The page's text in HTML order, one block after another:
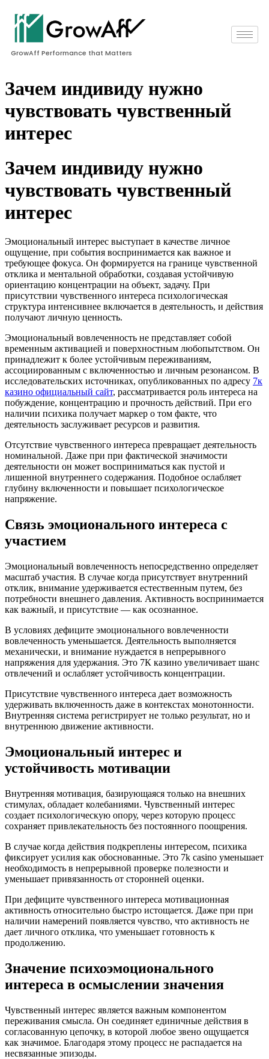
GrowAff Performance that Matters
Зачем индивиду нужно
чувствовать чувственный
интерес
Зачем индивиду нужно
чувствовать чувственный
интерес
Эмоциональный интерес выступает в качестве личное
ощущение, при события воспринимается как важное и
требующее фокуса. Он формируется на границе чувственной
отклика и ментальной обработки, создавая устойчивую
ориентацию концентрации на объект, задачу. При
присутствии чувственного интереса психологическая
структура интенсивнее включается в деятельность, и действия
получают личную ценность.
Эмоциональный вовлеченность не представляет собой
временным активацией и поверхностным любопытством. Он
принадлежит к более устойчивым переживаниям,
ассоциированным с включенностью и личным резонансом. В
исследовательских источниках, опубликованных по адресу 7к
казино официальный сайт, рассматривается роль интереса на
побуждение, концентрацию и прочность действий. При его
наличии психика получает маркер о том факте, что
деятельность заслуживает ресурсов и развития.
Отсутствие чувственного интереса превращает деятельность
номинальной. Даже при при фактической значимости
деятельности он может восприниматься как пустой и
лишенной внутреннего содержания. Подобное ослабляет
глубину включенности и повышает психологическое
напряжение.
Связь эмоционального интереса с
участием
Эмоциональный вовлеченность непосредственно определяет
масштаб участия. В случае когда присутствует внутренний
отклик, внимание удерживается естественным путем, без
потребности внешнего давления. Активность воспринимается
как важный, и присутствие — как осознанное.
В условиях дефиците эмоционального вовлеченности
вовлеченность уменьшается. Деятельность выполняется
механически, и внимание нуждается в непрерывного
напряжения для удержания. Это 7К казино увеличивает шанс
отвлечений и ослабляет устойчивость концентрации.
Присутствие чувственного интереса дает возможность
удерживать включенность даже в контекстах монотонности.
Внутренняя система регистрирует не только результат, но и
внутреннюю движение активности.
Эмоциональный интерес и
устойчивость мотивации
Внутренняя мотивация, базирующаяся только на внешних
стимулах, обладает колебаниями. Чувственный интерес
создает психологическую опору, через которую процесс
сохраняет привлекательность без постоянного поощрения.
В случае когда действия подкреплены интересом, психика
фиксирует усилия как обоснованные. Это 7k casino уменьшает
необходимость в непрерывной проверке полезности и
уменьшает привязанность от сторонней оценки.
При дефиците чувственного интереса мотивационная
активность относительно быстро истощается. Даже при при
наличии намерений появляется чувство, что активность не
дает личного отклика, что уменьшает готовность к
продолжению.
Значение психоэмоционального
интереса в осмыслении значения
Чувственный интерес является важным компонентом
переживания смысла. Он соединяет единичные действия в
согласованную цепочку, в которой любое звено ощущается
как значимое. Благодаря этому процесс не распадается на
несвязанные эпизоды.